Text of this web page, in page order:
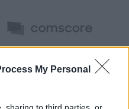
My Personal